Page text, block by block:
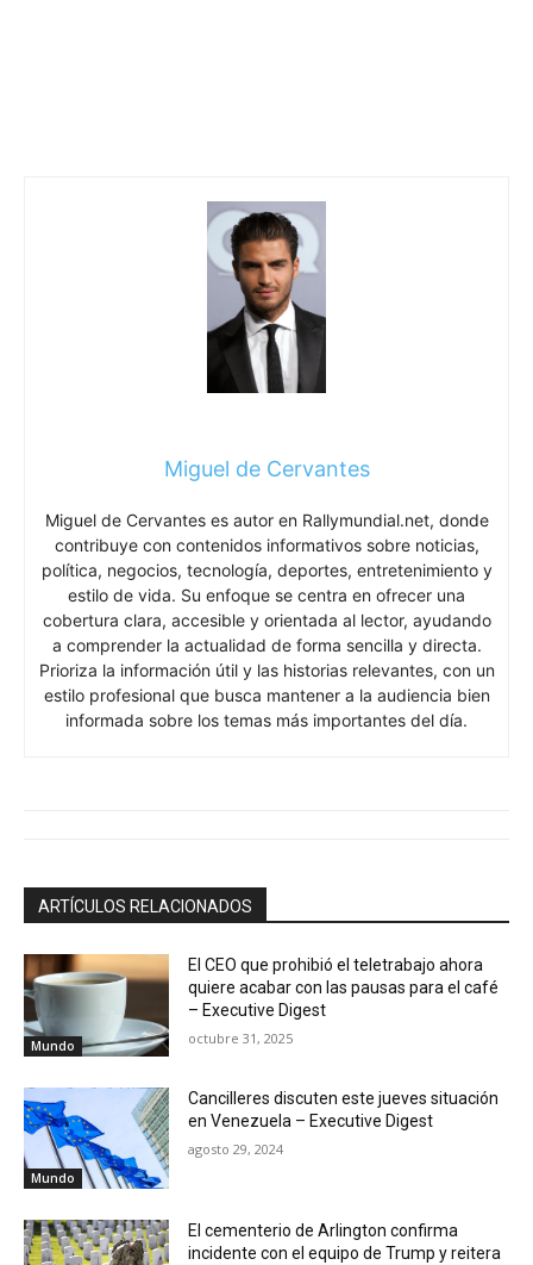
Miguel de Cervantes
Miguel de Cervantes es autor en Rallymundial.net, donde
contribuye con contenidos informativos sobre noticias,
política, negocios, tecnología, deportes, entretenimiento y
estilo de vida. Su enfoque se centra en ofrecer una
cobertura clara, accesible y orientada al lector, ayudando
a comprender la actualidad de forma sencilla y directa.
Prioriza la información útil y las historias relevantes, con un
estilo profesional que busca mantener a la audiencia bien
informada sobre los temas más importantes del día.
ARTÍCULOS RELACIONADOS
Mundo
El CEO que prohibió el teletrabajo ahora
quiere acabar con las pausas para el café
– Executive Digest
octubre 31, 2025
Mundo
Cancilleres discuten este jueves situación
en Venezuela – Executive Digest
agosto 29, 2024
El cementerio de Arlington confirma
incidente con el equipo de Trump y reitera